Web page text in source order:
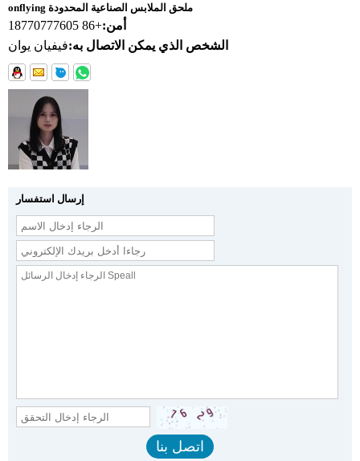
onflying ملحق الملابس الصناعية المحدودة
أمن:+86 18770777605
الشخص الذي يمكن الاتصال به:فيفيان يوان
إرسال استفسار